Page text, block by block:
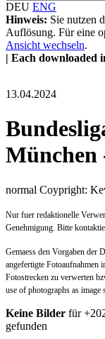
DEU ENG
Hinweis: Sie nutzen
Auflösung. Für eine
Ansicht wechseln.
| Each downloaded
13.04.2024
München
normal Coypright:
Nur fuer redaktionelle
Genehmigung. Bitte
Gemaess den Vorgaben der
angefertigte Fotoaufnahmen
Fotostrecken zu verwerten
use of photographs as image
Keine Bilder für
gefunden